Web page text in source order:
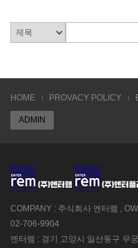
HOME PROVACY POLICY
ADMIN
COMPANY : 주식회사 엔터렘 ,
02-706-9904
엔터렘 : 경기 고양시 일산동구 무